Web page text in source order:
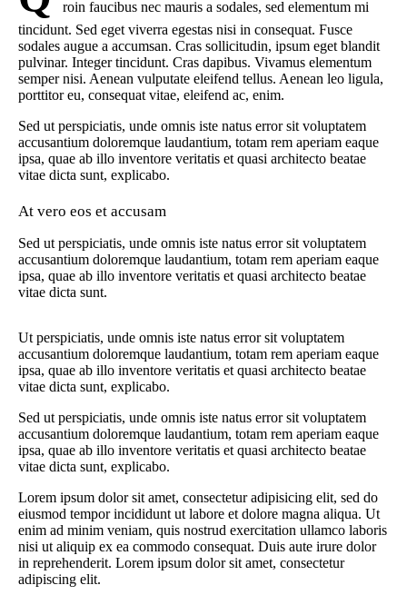
roin faucibus nec mauris a sodales, sed elementum mi
tincidunt. Sed eget viverra egestas nisi in consequat. Fusce
sodales augue a accumsan. Cras sollicitudin, ipsum eget blandit
pulvinar. Integer tincidunt. Cras dapibus. Vivamus elementum
semper nisi. Aenean vulputate eleifend tellus. Aenean leo ligula,
porttitor eu, consequat vitae, eleifend ac, enim.
Sed ut perspiciatis, unde omnis iste natus error sit voluptatem
accusantium doloremque laudantium, totam rem aperiam eaque
ipsa, quae ab illo inventore veritatis et quasi architecto beatae
vitae dicta sunt, explicabo.
At vero eos et accusam
Sed ut perspiciatis, unde omnis iste natus error sit voluptatem
accusantium doloremque laudantium, totam rem aperiam eaque
ipsa, quae ab illo inventore veritatis et quasi architecto beatae
vitae dicta sunt.
Ut perspiciatis, unde omnis iste natus error sit voluptatem
accusantium doloremque laudantium, totam rem aperiam eaque
ipsa, quae ab illo inventore veritatis et quasi architecto beatae
vitae dicta sunt, explicabo.
Sed ut perspiciatis, unde omnis iste natus error sit voluptatem
accusantium doloremque laudantium, totam rem aperiam eaque
ipsa, quae ab illo inventore veritatis et quasi architecto beatae
vitae dicta sunt, explicabo.
Lorem ipsum dolor sit amet, consectetur adipisicing elit, sed do
eiusmod tempor incididunt ut labore et dolore magna aliqua. Ut
enim ad minim veniam, quis nostrud exercitation ullamco laboris
nisi ut aliquip ex ea commodo consequat. Duis aute irure dolor
in reprehenderit. Lorem ipsum dolor sit amet, consectetur
adipiscing elit.